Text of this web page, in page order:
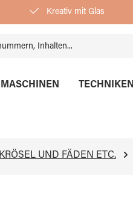
Kreativ mit Glas
MASCHINEN TECHNIKEN
KRÖSEL UND FÄDEN ETC.